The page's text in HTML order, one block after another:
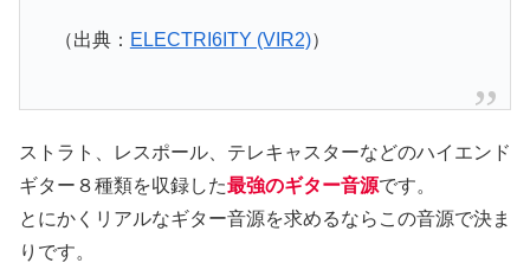
（出典： ELECTRI6ITY (VIR2)）
ストラト、レスポール、テレキャスターなどのハイエンド
ギター８種類を収録した最強のギター音源です。
とにかくリアルなギター音源を求めるならこの音源で決ま
りです。